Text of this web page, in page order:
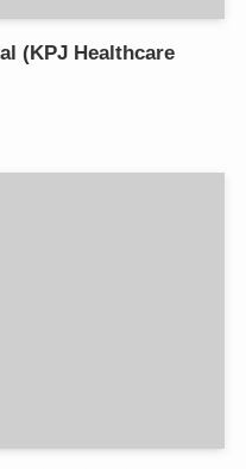
(KPJ Healthcare